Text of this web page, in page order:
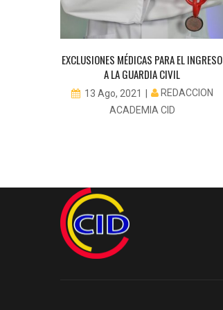
EXCLUSIONES MÉDICAS PARA EL INGRESO
A LA GUARDIA CIVIL
13 Ago, 2021
REDACCION
ACADEMIA CID